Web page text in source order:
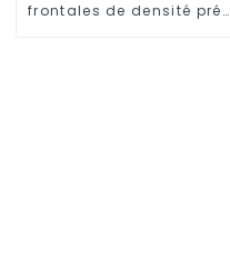
frontales de densité pré-